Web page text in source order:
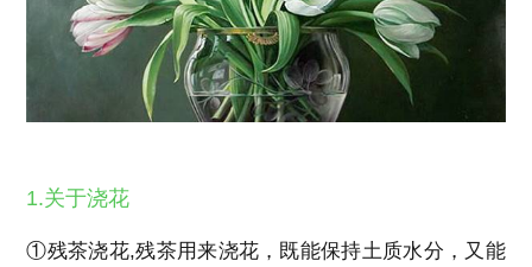
1.关于浇花
①残茶浇花,残茶用来浇花，既能保持土质水分，又能